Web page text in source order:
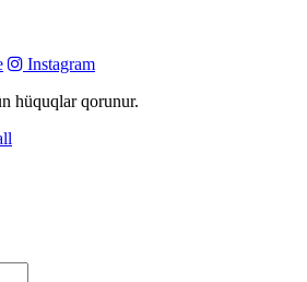
Instagram
hüquqlar qorunur.